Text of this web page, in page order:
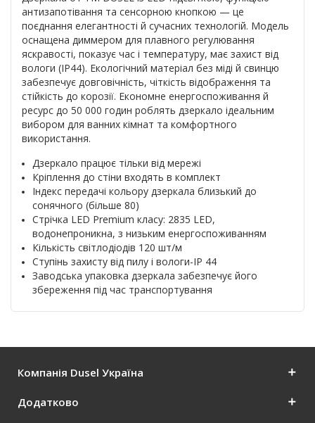
антизапотівання та сенсорною кнопкою — це
поєднання елегантності й сучасних технологій. Модель
оснащена диммером для плавного регулювання
яскравості, показує час і температуру, має захист від
вологи (IP44). Екологічний матеріал без міді й свинцю
забезпечує довговічність, чіткість відображення та
стійкість до корозії. Економне енергоспоживання й
ресурс до 50 000 годин роблять дзеркало ідеальним
вибором для ванних кімнат та комфортного
використання.
Дзеркало працює тільки від мережі
Кріплення до стіни входять в комплект
Індекс передачі кольору дзеркала близький до
сонячного (більше 80)
Стрічка LED Premium класу: 2835 LED,
водонепроникна, з низьким енергоспоживанням
Кількість світлодіодів 120 шт/м
Ступінь захисту від пилу і вологи-IP 44
Заводська упаковка дзеркала забезпечує його
збереження під час транспортування
Компанія Dusel Україна
Додатково